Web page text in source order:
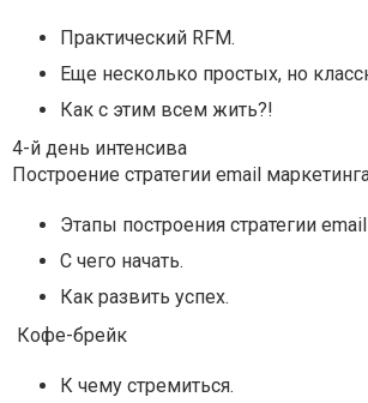
Практический RFM.
Еще несколько простых, но
Как с этим всем жить?!
4-й день интенсива
Построение стратегии email
Этапы построения стратегии email
С чего начать.
Как развить успех.
Кофе-брейк
К чему стремиться.